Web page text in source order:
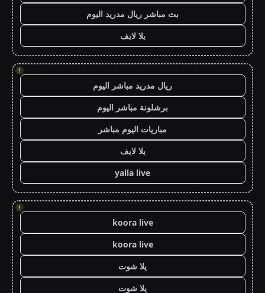
بث مباشر ريال مدريد اليوم
يلا لايف
!
ريال مدريد مباشر اليوم
برشلونة مباشر اليوم
مباريات اليوم مباشر
يلا لايف
yalla live
!
koora live
koora live
يلا شوت
يلا شوت